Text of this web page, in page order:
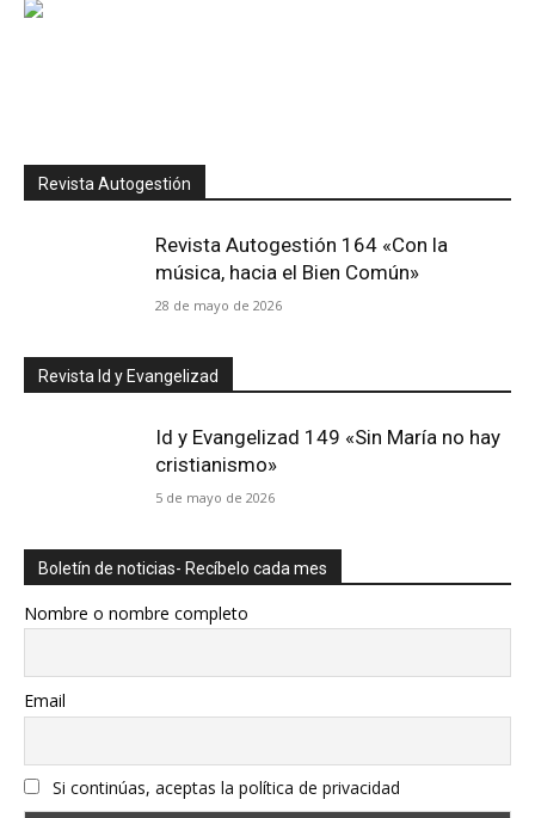
Revista Autogestión
Revista Autogestión 164 «Con la
música, hacia el Bien Común»
28 de mayo de 2026
Revista Id y Evangelizad
Id y Evangelizad 149 «Sin María no hay
cristianismo»
5 de mayo de 2026
Boletín de noticias- Recíbelo cada mes
Nombre o nombre completo
Email
Si continúas, aceptas la política de privacidad